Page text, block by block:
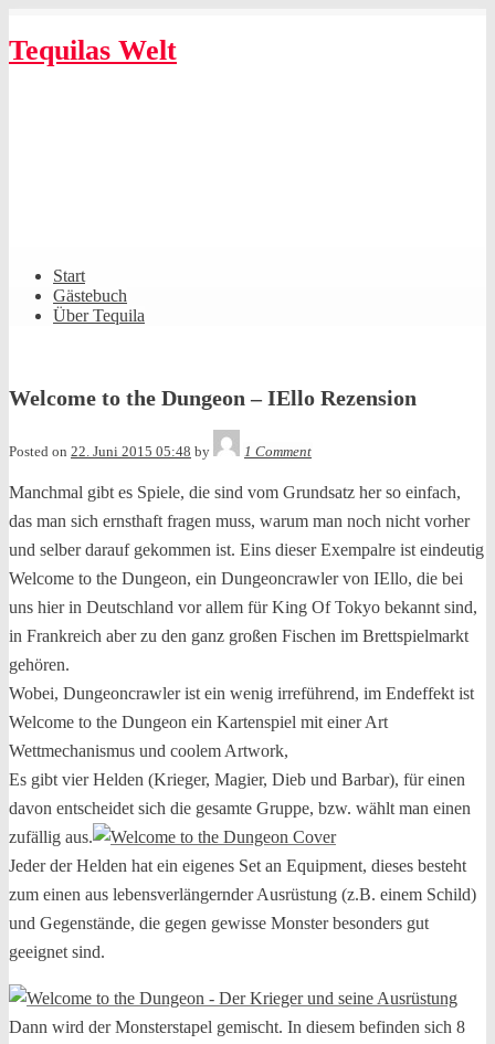
to
content
Tequilas Welt
Primary
Navigation
Start
Gästebuch
Über Tequila
Welcome to the Dungeon – IEllo Rezension
Posted on 22. Juni 2015 05:48 by
1 Comment
Manchmal gibt es Spiele, die sind vom Grundsatz her so einfach,
das man sich ernsthaft fragen muss, warum man noch nicht vorher
und selber darauf gekommen ist. Eins dieser Exempalre ist eindeutig
Welcome to the Dungeon, ein Dungeoncrawler von IEllo, die bei
uns hier in Deutschland vor allem für King Of Tokyo bekannt sind,
in Frankreich aber zu den ganz großen Fischen im Brettspielmarkt
gehören.
Wobei, Dungeoncrawler ist ein wenig irreführend, im Endeffekt ist
Welcome to the Dungeon ein Kartenspiel mit einer Art
Wettmechanismus und coolem Artwork,
Es gibt vier Helden (Krieger, Magier, Dieb und Barbar), für einen
davon entscheidet sich die gesamte Gruppe, bzw. wählt man einen
zufällig aus.
Jeder der Helden hat ein eigenes Set an Equipment, dieses besteht
zum einen aus lebensverlängernder Ausrüstung (z.B. einem Schild)
und Gegenstände, die gegen gewisse Monster besonders gut
geeignet sind.
Dann wird der Monsterstapel gemischt. In diesem befinden sich 8